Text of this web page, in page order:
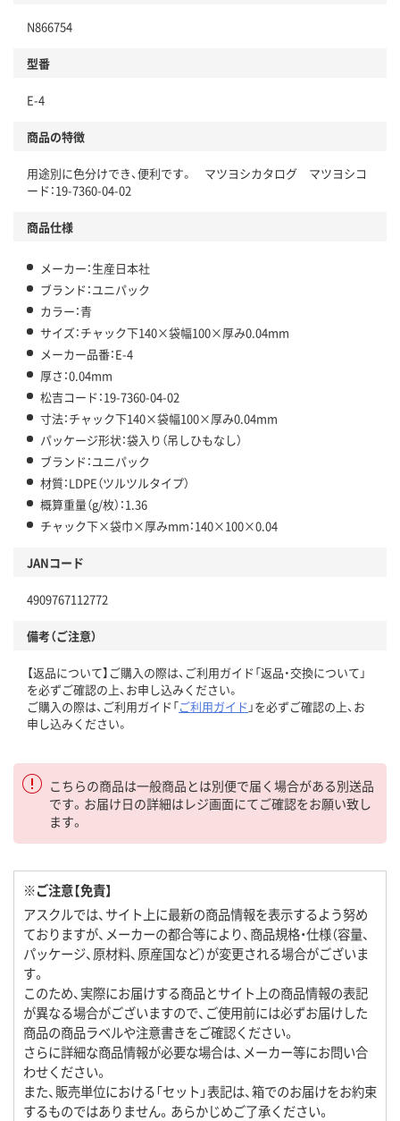
N866754
型番
E-4
商品の特徴
用途別に色分けでき、便利です。 マツヨシカタログ マツヨシコ
ード：19-7360-04-02
商品仕様
メーカー：生産日本社
ブランド：ユニパック
カラー：青
サイズ：チャック下140×袋幅100×厚み0.04mm
メーカー品番：E-4
厚さ：0.04mm
松吉コード：19-7360-04-02
寸法：チャック下140×袋幅100×厚み0.04mm
パッケージ形状：袋入り（吊しひもなし）
ブランド：ユニパック
材質：LDPE（ツルツルタイプ）
概算重量（g/枚）：1.36
チャック下×袋巾×厚みmm：140×100×0.04
JANコード
4909767112772
備考（ご注意）
【返品について】ご購入の際は、ご利用ガイド「返品・交換について」
を必ずご確認の上、お申し込みください。
ご購入の際は、ご利用ガイド「ご利用ガイド 」を必ずご確認の上、お
申し込みください。
こちらの商品は一般商品とは別便で届く場合がある別送品
です。お届け日の詳細はレジ画面にてご確認をお願い致し
ます。
※ご注意【免責】
アスクルでは、サイト上に最新の商品情報を表示するよう努め
ておりますが、メーカーの都合等により、商品規格・仕様（容量、
パッケージ、原材料、原産国など）が変更される場合がございま
す。
このため、実際にお届けする商品とサイト上の商品情報の表記
が異なる場合がございますので、ご使用前には必ずお届けした
商品の商品ラベルや注意書きをご確認ください。
さらに詳細な商品情報が必要な場合は、メーカー等にお問い合
わせください。
また、販売単位における「セット」表記は、箱でのお届けをお約束
するものではありません。あらかじめご了承ください。